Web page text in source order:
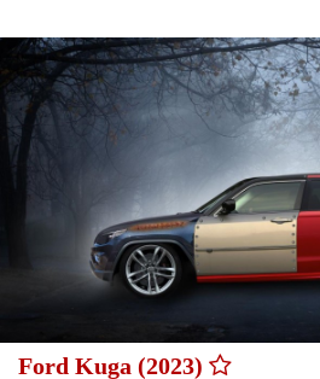
Ford Kuga (2023)